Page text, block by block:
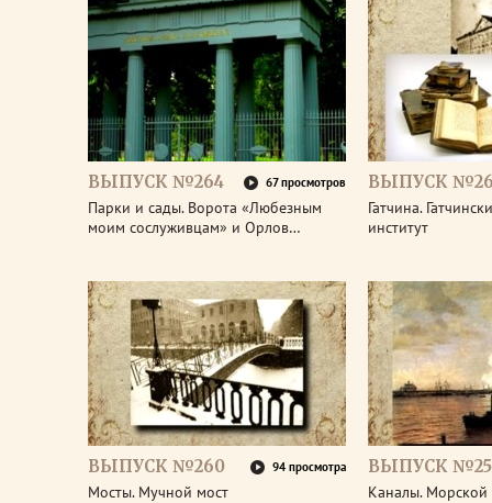
ВЫПУСК №264 67 просмотров
Парки и сады. Ворота «Любезным
моим сослуживцам» и Орлов…
ВЫПУСК
Гатчина.
институт
ВЫПУСК №260 94 просмотра
Мосты. Мучной мост
ВЫПУСК
Каналы. Морской